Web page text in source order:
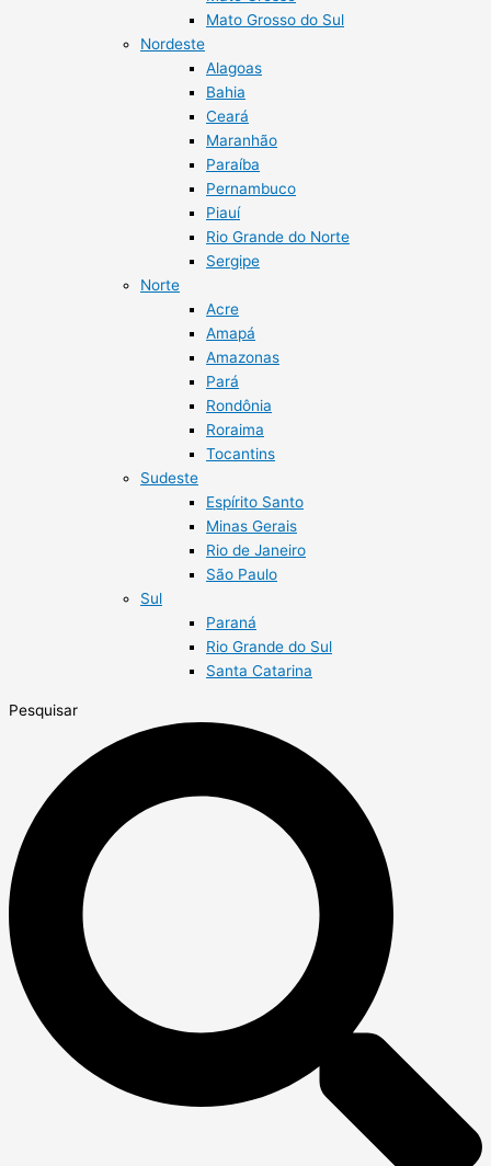
Mato Grosso do Sul
Nordeste
Alagoas
Bahia
Ceará
Maranhão
Paraíba
Pernambuco
Piauí
Rio Grande do Norte
Sergipe
Norte
Acre
Amapá
Amazonas
Pará
Rondônia
Roraima
Tocantins
Sudeste
Espírito Santo
Minas Gerais
Rio de Janeiro
São Paulo
Sul
Paraná
Rio Grande do Sul
Santa Catarina
Pesquisar